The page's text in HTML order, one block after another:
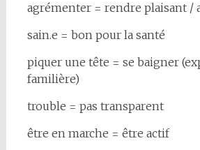
agrémenter = rendre plaisant /
sain.e = bon pour la santé
piquer une tête = se baigner
familière)
trouble = pas transparent
être en marche = être actif